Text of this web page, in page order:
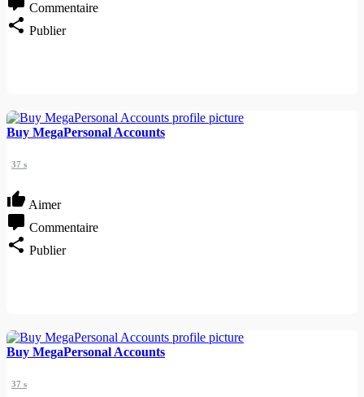
Commentaire
Publier
Buy MegaPersonal Accounts
37 s
Aimer
Commentaire
Publier
Buy MegaPersonal Accounts
37 s